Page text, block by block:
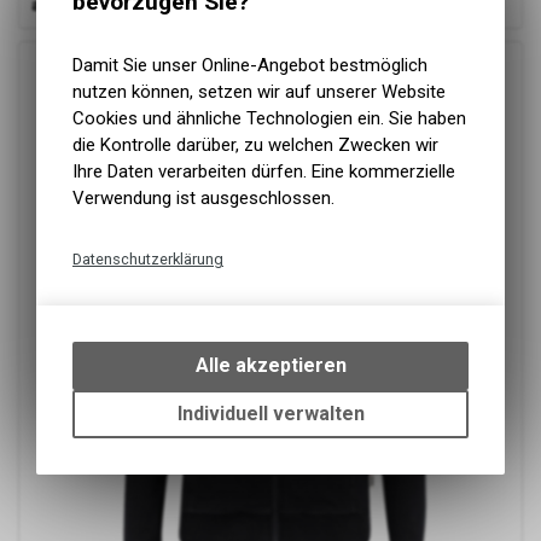
ab 77.90 CHF
Damit Sie unser Online-Angebot bestmöglich
nutzen können, setzen wir auf unserer Website
Cookies und ähnliche Technologien ein. Sie haben
die Kontrolle darüber, zu welchen Zwecken wir
Ihre Daten verarbeiten dürfen. Eine kommerzielle
Verwendung ist ausgeschlossen.
Datenschutzerklärung
bestimmte Interaktionen und
Einstellungen auf Ihrem Gerät,
um die grundlegenden
Funktionen unseres Online-
ermöglichen. Bitte beachten Sie,
dass die gespeicherten Daten
Alle akzeptieren
Individuell verwalten